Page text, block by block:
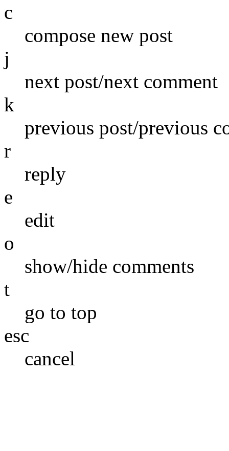
c
compose new post
j
next post/next comment
k
previous post/previous
r
reply
e
edit
o
show/hide comments
t
go to top
esc
cancel